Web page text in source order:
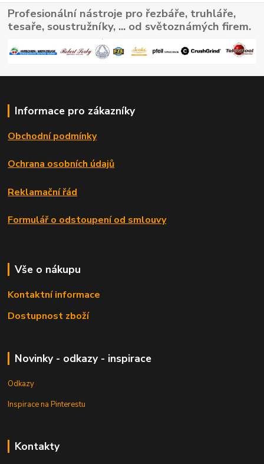
Profesionální nástroje pro řezbáře, truhláře,
tesaře, soustružníky, ... od světoznámých firem.
Informace pro zákazníky
Obchodní podmínky
Ochrana osobních údajů
Reklamační řád
Formulář o odstoupení od smlouvy
Vše o nákupu
Kontaktní informace
Dostupnost zboží
Novinky - odkazy - inspirace
Odkazy
Inspirace na Pinterestu
Kontakty